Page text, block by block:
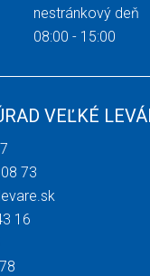
nestránkový deň
08:00 - 15:00
VEĽKÉ
73
16